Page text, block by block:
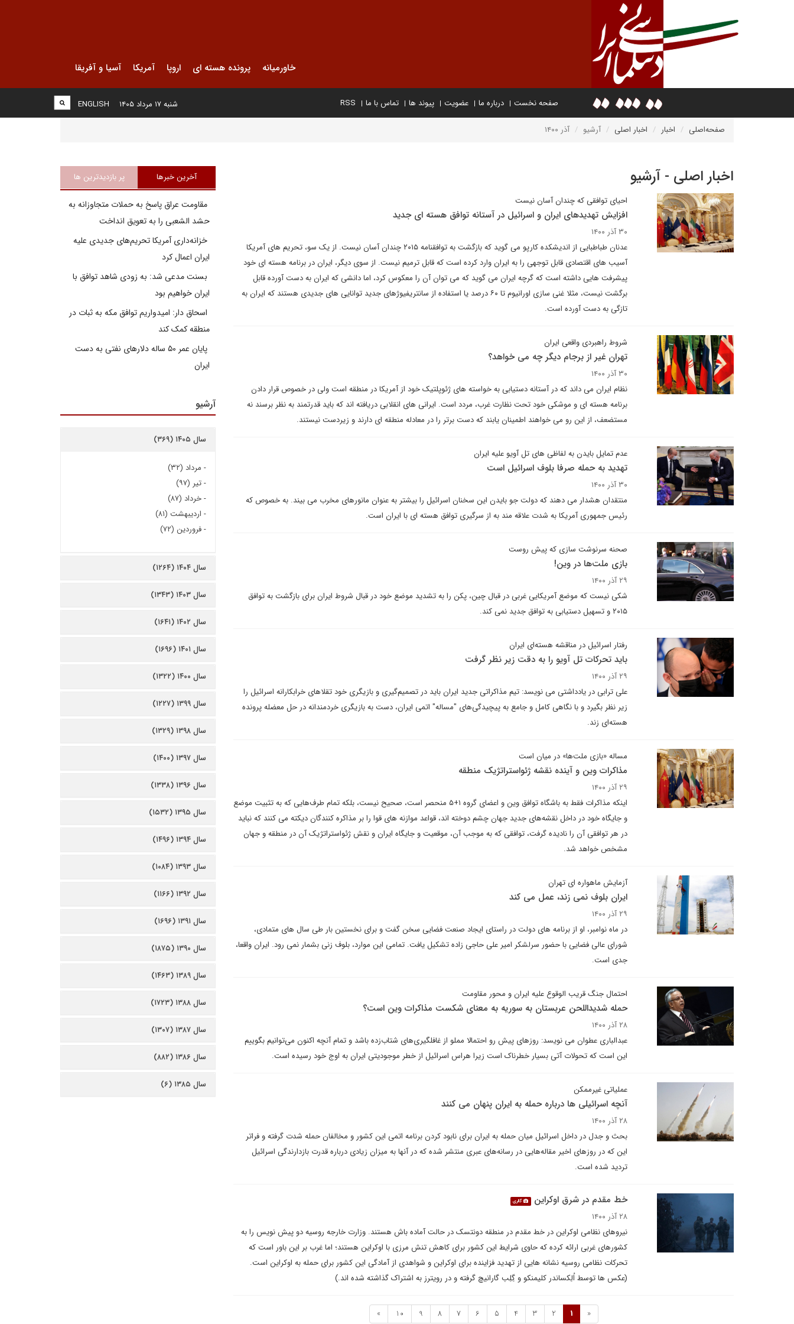
خاورمیانه پرونده هسته ای اروپا آمریکا آسیا و آفریقا
صفحه نخست درباره ما عضویت پیوند ها تماس با ما RSS
ENGLISH شنبه ۱۷ مرداد ۱۴۰۵
صفحه‌اصلی اخبار اخبار اصلی آرشیو آذر ۱۴۰۰
اخبار اصلی - آرشیو
احیای توافقی که چندان آسان نیست
افزایش تهدیدهای ایران و اسرائیل در آستانه توافق هسته ای جدید
۳۰ آذر ۱۴۰۰
عدنان طباطبایی از اندیشکده کارپو می گوید که بازگشت به توافقنامه ۲۰۱۵ چندان آسان نیست. از یک سو، تحریم های آمریکا
آسیب های اقتصادی قابل توجهی را به ایران وارد کرده است که قابل ترمیم نیست. از سوی دیگر، ایران در برنامه هسته ای خود
پیشرفت هایی داشته است که گرچه ایران می گوید که می توان آن را معکوس کرد، اما دانشی که ایران به دست آورده قابل
برگشت نیست، مثلا غنی سازی اورانیوم تا ۶۰ درصد یا استفاده از سانتریفیوژهای جدید توانایی های جدیدی هستند که ایران به
تازگی به دست آورده است.
شروط راهبردی واقعی ایران
تهران غیر از برجام دیگر چه می خواهد؟
۳۰ آذر ۱۴۰۰
نظام ایران می داند که در آستانه دستیابی به خواسته های ژئوپلتیک خود از آمریکا در منطقه است ولی در خصوص قرار دادن
برنامه هسته ای و موشکی خود تحت نظارت غرب، مردد است. ایرانی های انقلابی دریافته اند که باید قدرتمند به نظر برسند نه
مستضعف، از این رو می خواهند اطمینان یابند که دست برتر را در معادله منطقه ای دارند و زیردست نیستند.
عدم تمایل بایدن به لفاظی های تل آویو علیه ایران
تهدید به حمله صرفا بلوف اسرائیل است
۳۰ آذر ۱۴۰۰
منتقدان هشدار می دهند که دولت جو بایدن این سخنان اسرائیل را بیشتر به عنوان مانورهای مخرب می بیند. به خصوص که
رئیس جمهوری آمریکا به شدت علاقه مند به از سرگیری توافق هسته ای با ایران است.
صحنه سرنوشت سازی که پیش روست
بازی ملت‌ها در وین!
۲۹ آذر ۱۴۰۰
شکی نیست که موضع آمریکایی غربی در قبال چین، پکن را به تشدید موضع خود در قبال شروط ایران برای بازگشت به توافق
۲۰۱۵ و تسهیل دستیابی به توافق جدید نمی کند.
رفتار اسرائیل در مناقشه هسته‌ای ایران
باید تحرکات تل آویو را به دقت زیر نظر گرفت
۲۹ آذر ۱۴۰۰
علی ترابی در یادداشتی می نویسد: تیم مذاکراتی جدید ایران باید در تصمیم‌گیری و بازیگری خود تقلاهای خرابکارانه اسرائیل را
زیر نظر بگیرد و با نگاهی کامل و جامع به پیچیدگی‌های "مساله" اتمی ایران، دست به بازیگری خردمندانه در حل معضله پرونده
هسته‌ای زند.
مساله «بازی ملت‌ها» در میان است
مذاکرات وین و آینده نقشه ژئواستراتژیک منطقه
۲۹ آذر ۱۴۰۰
اینکه مذاکرات فقط به باشگاه توافق وین و اعضای گروه ۱+۵ منحصر است، صحیح نیست، بلکه تمام طرف‌هایی که به تثبیت موضع
و جایگاه خود در داخل نقشه‌های جدید جهان چشم دوخته اند، قواعد موازنه های قوا را بر مذاکره کنندگان دیکته می کنند که نباید
در هر توافقی آن را نادیده گرفت، توافقی که به موجب آن، موقعیت و جایگاه ایران و نقش ژئواستراتژیک آن در منطقه و جهان
مشخص خواهد شد.
آزمایش ماهواره ای تهران
ایران بلوف نمی زند، عمل می کند
۲۹ آذر ۱۴۰۰
در ماه نوامبر، او از برنامه های دولت در راستای ایجاد صنعت فضایی سخن گفت و برای نخستین بار طی سال های متمادی،
شورای عالی فضایی با حضور سرلشکر امیر علی حاجی زاده تشکیل یافت. تمامی این موارد، بلوف زنی بشمار نمی رود. ایران واقعا،
جدی است.
احتمال جنگ قریب الوقوع علیه ایران و محور مقاومت
حمله شدیداللحن عربستان به سوریه به معنای شکست مذاکرات وین است؟
۲۸ آذر ۱۴۰۰
عبدالباری عطوان می نویسد: روزهای پیش رو احتمالا مملو از غافلگیری‌های شتاب‌زده باشد و تمام آنچه اکنون می‌توانیم بگوییم
این است که تحولات آتی بسیار خطرناک است زیرا هراس اسرائیل از خطر موجودیتی ایران به اوج خود رسیده است.
عملیاتی غیرممکن
آنچه اسرائیلی ها درباره حمله به ایران پنهان می کنند
۲۸ آذر ۱۴۰۰
بحث و جدل در داخل اسرائیل میان حمله به ایران برای نابود کردن برنامه اتمی این کشور و مخالفان حمله شدت گرفته و فراتر
این که در روزهای اخیر مقاله‌هایی در رسانه‌های عبری منتشر شده که در آنها به میزان زیادی درباره قدرت بازدارندگی اسرائیل
تردید شده است.
خط مقدم در شرق اوکراین گالری
۲۸ آذر ۱۴۰۰
نیروهای نظامی اوکراین در خط مقدم در منطقه دونتسک در حالت آماده باش هستند. وزارت خارجه روسیه دو پیش ‌نویس را به
کشورهای غربی ارائه کرده که حاوی شرایط این کشور برای کاهش تنش مرزی با اوکراین هستند؛ اما غرب بر این باور است که
تحرکات نظامی روسیه نشانه ‌هایی از تهدید فزاینده برای اوکراین و شواهدی از آمادگی این کشور برای حمله به اوکراین است.
(عکس ها توسط اُلِکساندر کلیمنکو و گِلِب گارانیچ گرفته و در رویترز به اشتراک گذاشته شده اند.)
«
1
2
3
4
5
6
7
8
9
10
»
آخرین خبرها پر بازدیدترین ها
مقاومت عراق پاسخ به حملات متجاوزانه به
حشد الشعبی را به تعویق انداخت
خزانه‌داری آمریکا تحریم‌های جدیدی علیه
ایران اعمال کرد
بسنت مدعی شد: به زودی شاهد توافق با
ایران خواهیم بود
اسحاق دار: امیدواریم توافق مکه به ثبات در
منطقه کمک کند
پایان عمر ۵۰ ساله دلارهای نفتی به دست
ایران
آرشیو
سال ۱۴۰۵ (۳۶۹)
- مرداد (۳۲)
-تیر (۹۷)
-خرداد (۸۷)
- اردیبهشت (۸۱)
-فروردین (۷۲)
سال ۱۴۰۴ (۱۲۶۴)
سال ۱۴۰۳ (۱۳۴۳)
سال ۱۴۰۲ (۱۶۴۱)
سال ۱۴۰۱ (۱۶۹۶)
سال ۱۴۰۰ (۱۳۲۲)
سال ۱۳۹۹ (۱۲۲۷)
سال ۱۳۹۸ (۱۳۲۹)
سال ۱۳۹۷ (۱۴۰۰)
سال ۱۳۹۶ (۱۳۳۸)
سال ۱۳۹۵ (۱۵۳۲)
سال ۱۳۹۴ (۱۴۹۶)
سال ۱۳۹۳ (۱۰۸۴)
سال ۱۳۹۲ (۱۱۶۶)
سال ۱۳۹۱ (۱۶۹۶)
سال ۱۳۹۰ (۱۸۷۵)
سال ۱۳۸۹ (۱۴۶۳)
سال ۱۳۸۸ (۱۷۲۳)
سال ۱۳۸۷ (۱۳۰۷)
سال ۱۳۸۶ (۸۸۲)
سال ۱۳۸۵ (۶)